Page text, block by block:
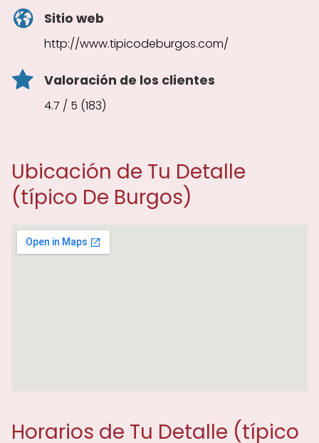
Sitio web
http://www.tipicodeburgos.com/
Valoración de los clientes
4.7 / 5 (183)
Ubicación de Tu Detalle
(típico De Burgos)
Horarios de Tu Detalle (típico